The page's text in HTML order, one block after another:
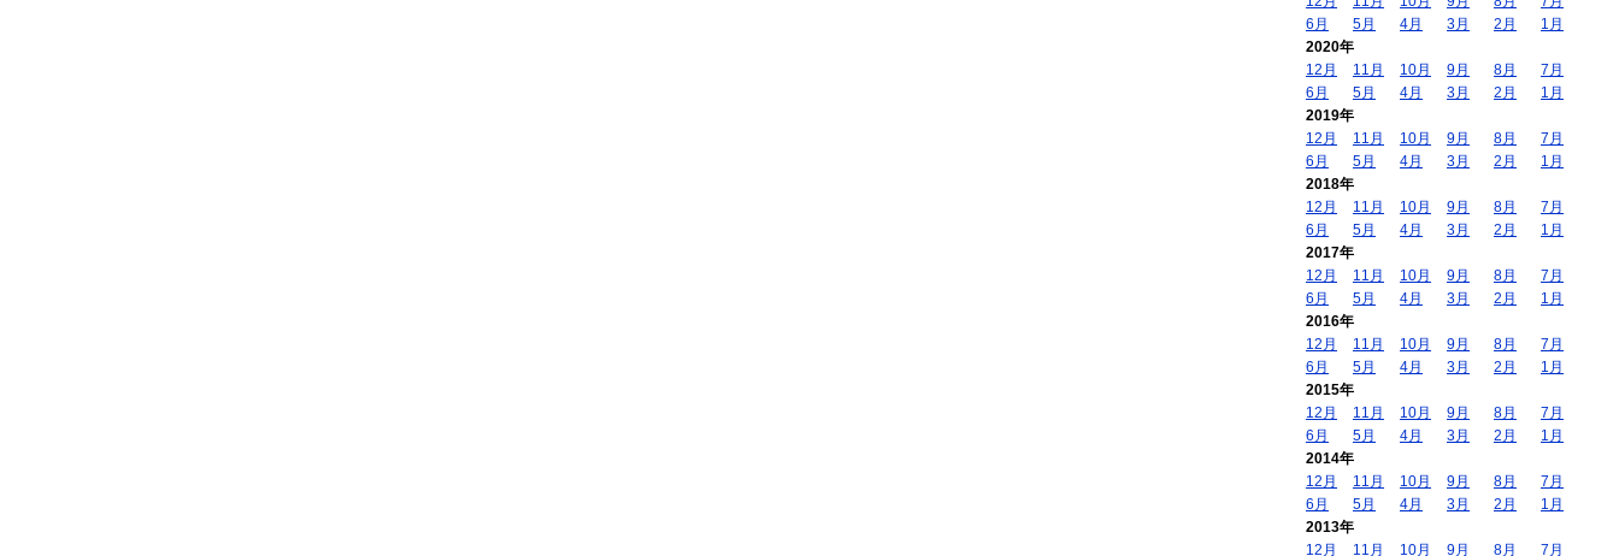
6月
5月 4月 3月 2月
1月
2020年
12月
11月 10月 9月 8月
7月
6月
5月 4月 3月 2月
1月
2019年
12月
11月 10月 9月 8月
7月
6月
5月 4月 3月 2月
1月
2018年
12月
11月 10月 9月 8月
7月
6月
5月 4月 3月 2月
1月
2017年
12月
11月 10月 9月 8月
7月
6月
5月 4月 3月 2月
1月
2016年
12月
11月 10月 9月 8月
7月
6月
5月 4月 3月 2月
1月
2015年
12月
11月 10月 9月 8月
7月
6月
5月 4月 3月 2月
1月
2014年
12月
11月 10月 9月 8月
7月
6月
5月 4月 3月 2月
1月
2013年
12月
11月 10月 9月 8月 7月